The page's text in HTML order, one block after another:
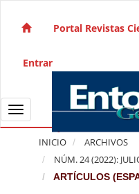
Navegación principal
Barra lateral
Portal Revistas
Entrar
Toggle navigation
INICIO
ARCHIVOS
NÚM. 24 (2022):
ARTÍCULOS